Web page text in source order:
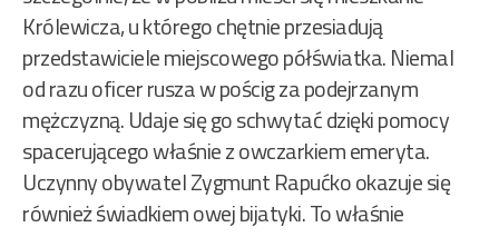
Królewicza, u którego chętnie przesiadują
przedstawiciele miejscowego półświatka. Niemal
od razu oficer rusza w pościg za podejrzanym
mężczyzną. Udaje się go schwytać dzięki pomocy
spacerującego właśnie z owczarkiem emeryta.
Uczynny obywatel Zygmunt Rapućko okazuje się
również świadkiem owej bijatyki. To właśnie